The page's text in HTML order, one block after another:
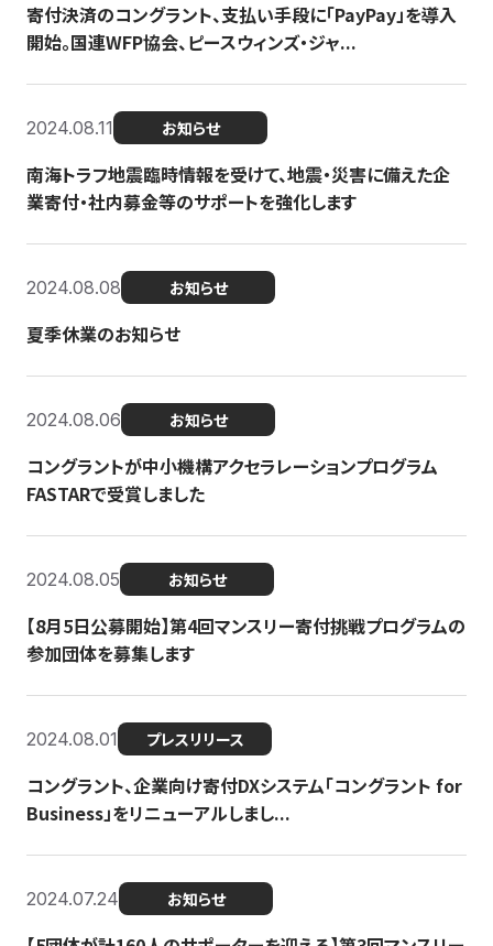
寄付決済のコングラント、支払い手段に「PayPay」を導入
開始。国連WFP協会、ピースウィンズ・ジャ...
2024.08.11 お知らせ
南海トラフ地震臨時情報を受けて、地震・災害に備えた企
業寄付・社内募金等のサポートを強化します
2024.08.08 お知らせ
夏季休業のお知らせ
2024.08.06 お知らせ
コングラントが中小機構アクセラレーションプログラム
FASTARで受賞しました
2024.08.05 お知らせ
【8月5日公募開始】第4回マンスリー寄付挑戦プログラムの
参加団体を募集します
2024.08.01 プレスリリース
コングラント、企業向け寄付DXシステム「コングラント for
Business」をリニューアルしまし...
2024.07.24 お知らせ